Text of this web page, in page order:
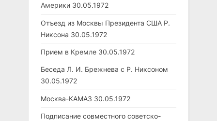
Америки 30.05.1972
Отъезд из Москвы Президента США Р.
Никсона 30.05.1972
Прием в Кремле 30.05.1972
Беседа Л. И. Брежнева с Р. Никсоном
30.05.1972
Москва-КАМАЗ 30.05.1972
Подписание совместного советско-